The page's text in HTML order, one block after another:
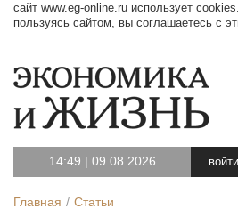
сайт www.eg-online.ru использует cookies.
пользуясь сайтом, вы соглашаетесь с
14:49 | 09.08.2026 войти
Главная Статьи